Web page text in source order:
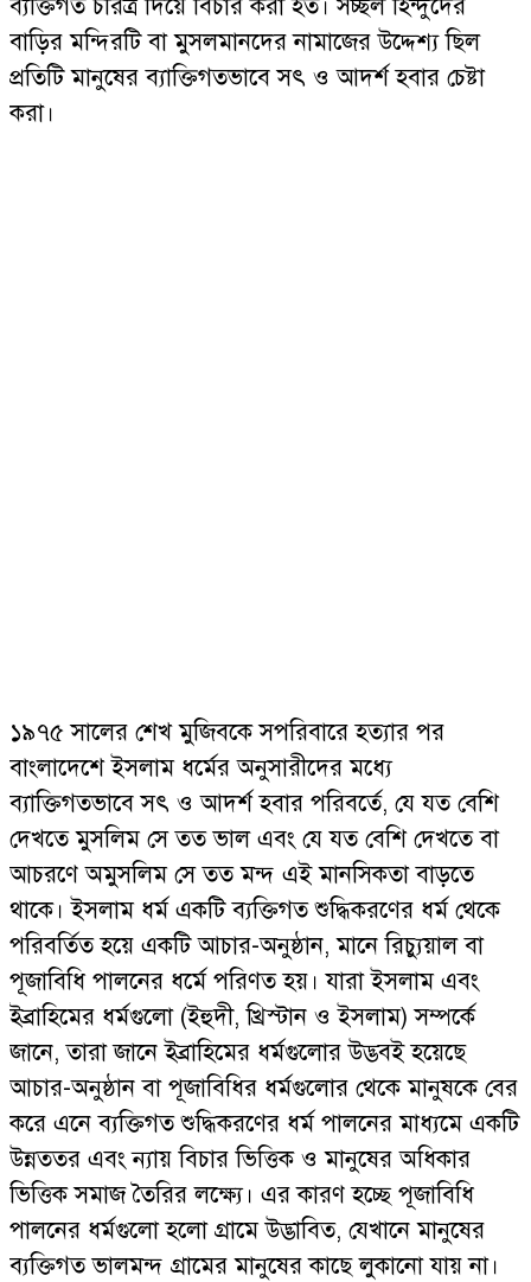
ব্যক্তিগত চরিত্র দিয়ে বিচার করা হত। সচ্ছল হিন্দুদের
বাড়ির মন্দিরটি বা মুসলমানদের নামাজের উদ্দেশ্য ছিল
প্রতিটি মানুষের ব্যাক্তিগতভাবে সৎ ও আদর্শ হবার চেষ্টা
করা।
১৯৭৫ সালের শেখ মুজিবকে সপরিবারে হত্যার পর
বাংলাদেশে ইসলাম ধর্মের অনুসারীদের মধ্যে
ব্যাক্তিগতভাবে সৎ ও আদর্শ হবার পরিবর্তে, যে যত বেশি
দেখতে মুসলিম সে তত ভাল এবং যে যত বেশি দেখতে বা
আচরণে অমুসলিম সে তত মন্দ এই মানসিকতা বাড়তে
থাকে। ইসলাম ধর্ম একটি ব্যক্তিগত শুদ্ধিকরণের ধর্ম থেকে
পরিবর্তিত হয়ে একটি আচার-অনুষ্ঠান, মানে রিচ্যুয়াল বা
পূজাবিধি পালনের ধর্মে পরিণত হয়। যারা ইসলাম এবং
ইব্রাহিমের ধর্মগুলো (ইহুদী, খ্রিস্টান ও ইসলাম) সম্পর্কে
জানে, তারা জানে ইব্রাহিমের ধর্মগুলোর উদ্ভবই হয়েছে
আচার-অনুষ্ঠান বা পূজাবিধির ধর্মগুলোর থেকে মানুষকে বের
করে এনে ব্যক্তিগত শুদ্ধিকরণের ধর্ম পালনের মাধ্যমে একটি
উন্নততর এবং ন্যায় বিচার ভিত্তিক ও মানুষের অধিকার
ভিত্তিক সমাজ তৈরির লক্ষ্যে। এর কারণ হচ্ছে পূজাবিধি
পালনের ধর্মগুলো হলো গ্রামে উদ্ভাবিত, যেখানে মানুষের
ব্যক্তিগত ভালমন্দ গ্রামের মানুষের কাছে লুকানো যায় না।